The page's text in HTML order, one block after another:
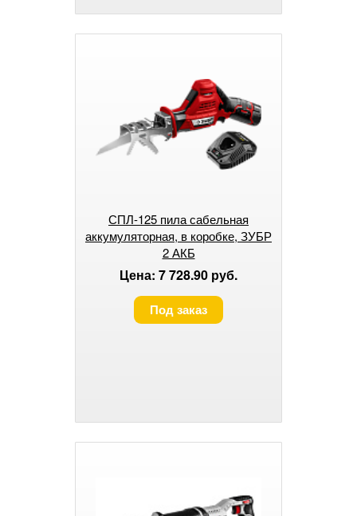
СПЛ-125 пила сабельная
аккумуляторная, в коробке, ЗУБР
2 АКБ
Цена: 7 728.90 руб.
Под заказ